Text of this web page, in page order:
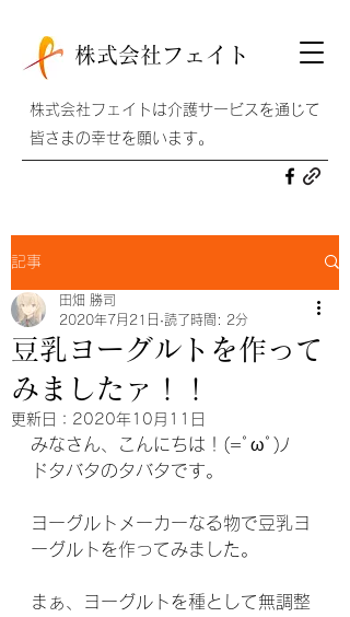
株式会社フェイト
株式会社フェイトは介護サービスを通じて
皆さまの幸せを願います。
記事
豆乳ヨーグルトを作って
みましたァ！！
田畑 勝司
2020年7月21日 読了時間: 2分
更新日： 2020年10月11日
みなさん、こんにちは！(=ﾟωﾟ)ﾉ
ドタバタのタバタです。
ヨーグルトメーカーなる物で豆乳ヨ
ーグルトを作ってみました。
まぁ、ヨーグルトを種として無調整